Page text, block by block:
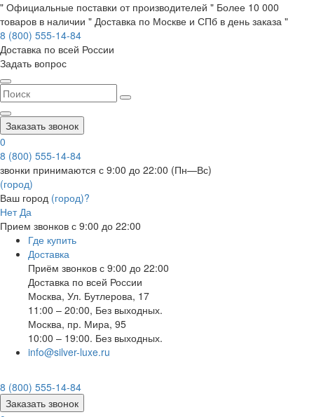
" Официальные поставки от производителей " Более 10 000
товаров в наличии " Доставка по Москве и СПб в день заказа "
8 (800) 555-14-84
Доставка по всей России
Задать вопрос
Заказать звонок
0
8 (800) 555-14-84
звонки принимаются с 9:00 до 22:00 (Пн—Вс)
(город)
Ваш город (город)?
Нет Да
Прием звонков с 9:00 до 22:00
Где купить
Доставка
Приём звонков с 9:00 до 22:00
Доставка по всей России
Москва, Ул. Бутлерова, 17
11:00 – 20:00, Без выходных.
Москва, пр. Мира, 95
10:00 – 19:00. Без выходных.
info@silver-luxe.ru
8 (800) 555-14-84
Заказать звонок